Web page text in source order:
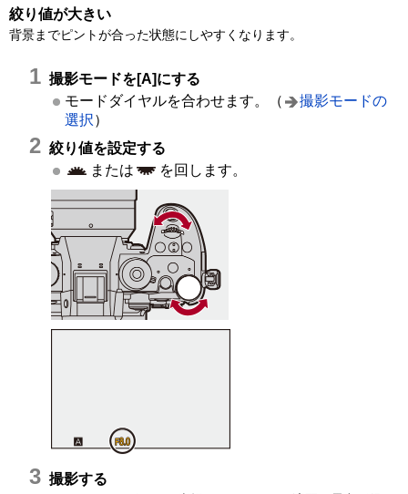
絞り値が大きい
背景までピントが合った状態にしやすくなります。
撮影モードを[A]にする
モードダイヤルを合わせます。（
撮影モードの
選択）
絞り値を設定する
または
を回します。
撮影する